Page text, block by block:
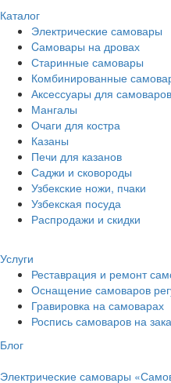
Каталог
Электрические самовары
Cамовары на дровах
Старинные самовары
Комбинированные
Аксессуары для самоваров
Мангалы
Очаги для костра
Казаны
Печи для казанов
Саджи и сковороды
Узбекские ножи, пчаки
Узбекская посуда
Распродажи и скидки
Услуги
Реставрация и ремонт
Оснащение самоваров
Гравировка на самоварах
Роспись самоваров на
Блог
Электрические самовары